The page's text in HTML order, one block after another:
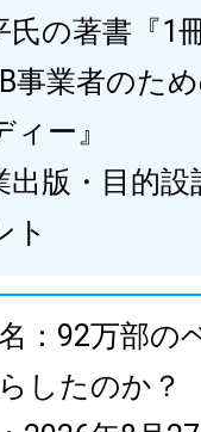
氏の著書『1
事業者のた
ー』
出版・目的
ト
：92万部の
したのか？